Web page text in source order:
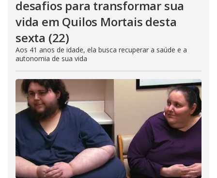
desafios para transformar sua
vida em Quilos Mortais desta
sexta (22)
Aos 41 anos de idade, ela busca recuperar a saúde e a
autonomia de sua vida